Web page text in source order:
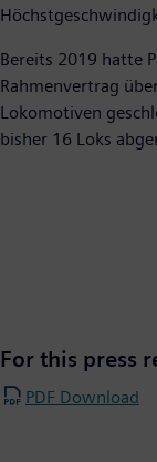
Bereits 2019 hatte
Rahmenvertrag
Lokomotiven
bisher 16 Loks
For this press
PDF Download